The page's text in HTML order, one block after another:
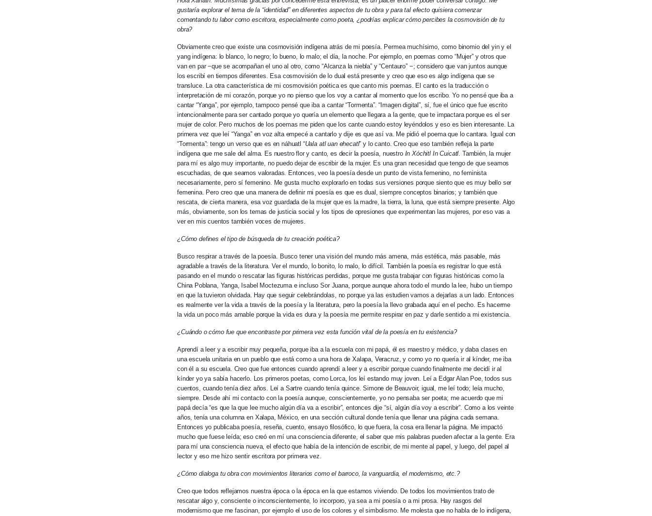
gustaría explorar el tema de la “identidad” en diferentes aspectos de tu obra y para tal efecto quisiera comenzar
comentando tu labor como escritora, especialmente como poeta, ¿podrías explicar cómo percibes la cosmovisión de tu
obra?
Obviamente creo que existe una cosmovisión indígena atrás de mi poesía. Permea muchísimo, como binomio del yin y el
yang indígena: lo blanco, lo negro; lo bueno, lo malo; el día, la noche. Por ejemplo, en poemas como “Mujer” y otros que
van en par −que se acompañan el uno al otro, como “Alcanza la niebla” y “Centauro” −; considero que van juntos aunque
los escribí en tiempos diferentes. Esa cosmovisión de lo dual está presente y creo que eso es algo indígena que se
transluce. La otra característica de mi cosmovisión poética es que canto mis poemas. El canto es la traducción o
interpretación de mi corazón, porque yo no pienso que los voy a cantar al momento que los escribo. Yo no pensé que iba a
cantar “Yanga”, por ejemplo, tampoco pensé que iba a cantar “Tormenta”. “Imagen digital”, sí, fue el único que fue escrito
intencionalmente para ser cantado porque yo quería un elemento que llegara a la gente, que te impactara porque es el ser
mujer de color. Pero muchos de los poemas me piden que los cante cuando estoy leyéndolos y eso es bien interesante. La
primera vez que leí “Yanga” en voz alta empecé a cantarlo y dije es que así va. Me pidió el poema que lo cantara. Igual con
“Tormenta”: tengo un verso que es en náhuatl “Uala atl uan ehecatl” y lo canto. Creo que eso también refleja la parte
indígena que me sale del alma. Es nuestro flor y canto, es decir la poesía, nuestro In Xóchitl In Cuicatl . También, la mujer
para mí es algo muy importante, no puedo dejar de escribir de la mujer. Es una gran necesidad que tengo de que seamos
escuchadas, de que seamos valoradas. Entonces, veo la poesía desde un punto de vista femenino, no feminista
necesariamente, pero sí femenino. Me gusta mucho explorarlo en todas sus versiones porque siento que es muy bello ser
femenina. Pero creo que una manera de definir mi poesía es que es dual, siempre conceptos binarios; y también que
rescata, de cierta manera, esa voz guardada de la mujer que es la madre, la tierra, la luna, que está siempre presente. Algo
más, obviamente, son los temas de justicia social y los tipos de opresiones que experimentan las mujeres, por eso vas a
ver en mis cuentos también voces de mujeres.
¿Cómo defines el tipo de búsqueda de tu creación poética?
Busco respirar a través de la poesía. Busco tener una visión del mundo más amena, más estética, más pasable, más
agradable a través de la literatura. Ver el mundo, lo bonito, lo malo, lo difícil. También la poesía es registrar lo que está
pasando en el mundo o rescatar las figuras históricas perdidas, porque me gusta trabajar con figuras históricas como la
China Poblana, Yanga, Isabel Moctezuma e incluso Sor Juana, porque aunque ahora todo el mundo la lee, hubo un tiempo
en que la tuvieron olvidada. Hay que seguir celebrándolas, no porque ya las estudien vamos a dejarlas a un lado. Entonces
es realmente ver la vida a través de la poesía y la literatura, pero la poesía la llevo grabada aquí en el pecho. Es hacerme
la vida un poco más amable porque la vida es dura y la poesía me permite respirar en paz y darle sentido a mi existencia.
¿Cuándo o cómo fue que encontraste por primera vez esta función vital de la poesía en tu existencia?
Aprendí a leer y a escribir muy pequeña, porque iba a la escuela con mi papá, él es maestro y médico, y daba clases en
una escuela unitaria en un pueblo que está como a una hora de Xalapa, Veracruz, y como yo no quería ir al kínder, me iba
con él a su escuela. Creo que fue entonces cuando aprendí a leer y a escribir porque cuando finalmente me decidí ir al
kínder yo ya sabía hacerlo. Los primeros poetas, como Lorca, los leí estando muy joven. Leí a Edgar Alan Poe, todos sus
cuentos, cuando tenía diez años. Leí a Sartre cuando tenía quince. Simone de Beauvoir, igual, me leí todo; leía mucho,
siempre. Desde ahí mi contacto con la poesía aunque, conscientemente, yo no pensaba ser poeta; me acuerdo que mi
papá decía “es que la que lee mucho algún día va a escribir”, entonces dije “sí, algún día voy a escribir”. Como a los veinte
años, tenía una columna en Xalapa, México, en una sección cultural donde tenía que llenar una página cada semana.
Entonces yo publicaba poesía, reseña, cuento, ensayo filosófico, lo que fuera, la cosa era llenar la página. Me impactó
mucho que fuese leída; eso creó en mí una consciencia diferente, el saber que mis palabras pueden afectar a la gente. Era
para mí una consciencia nueva, el efecto que había de la intención de escribir, de mi mente al papel, y luego, del papel al
lector y eso me hizo sentir escritora por primera vez.
¿Cómo dialoga tu obra con movimientos literarios como el barroco, la vanguardia, el modernismo, etc.?
Creo que todos reflejamos nuestra época o la época en la que estamos viviendo. De todos los movimientos trato de
rescatar algo y, consciente o inconscientemente, lo incorporo, ya sea a mi poesía o a mi prosa. Hay rasgos del
modernismo que me fascinan, por ejemplo el uso de los colores y el simbolismo. Me molesta que no habla de lo indígena,